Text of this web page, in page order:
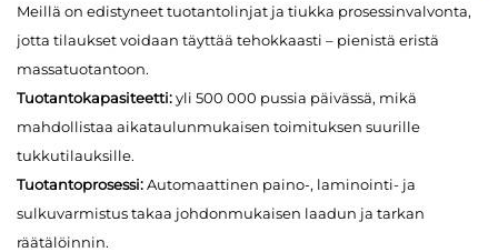
Meillä on edistyneet tuotantolinjat ja tiukka prosessinvalvonta,
jotta tilaukset voidaan täyttää tehokkaasti – pienistä eristä
massatuotantoon.
Tuotantokapasiteetti:yli 500 000 pussia päivässä, mikä
mahdollistaa aikataulunmukaisen toimituksen suurille
tukkutilauksille.
Tuotantoprosessi:Automaattinen paino-, laminointi- ja
sulkuvarmistus takaa johdonmukaisen laadun ja tarkan
räätälöinnin.